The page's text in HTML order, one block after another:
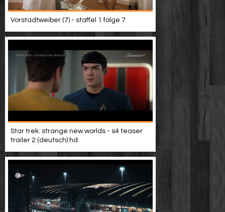
Vorstadtweiber (7) - staffel 1 folge 7
Star trek: strange new worlds - s4 teaser
trailer 2 (deutsch) hd